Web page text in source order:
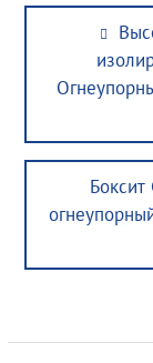
Post
navigationpost:
Next
post: